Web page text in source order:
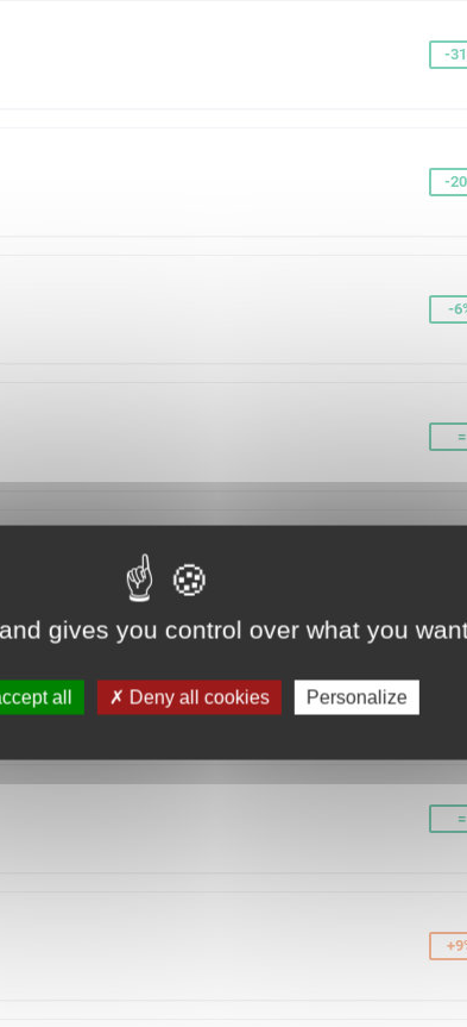
-
-
-
=
=
gives you control over what you
all Deny all cookies Personalize